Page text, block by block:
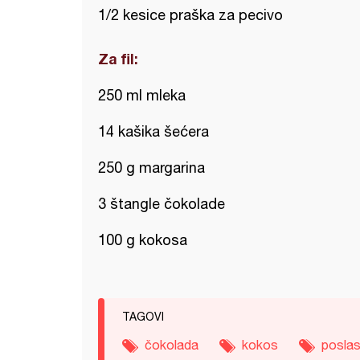
1/2 kesice praška za pecivo
Za fil:
250 ml mleka
14 kašika šećera
250 g margarina
3 štangle čokolade
100 g kokosa
TAGOVI
čokolada kokos